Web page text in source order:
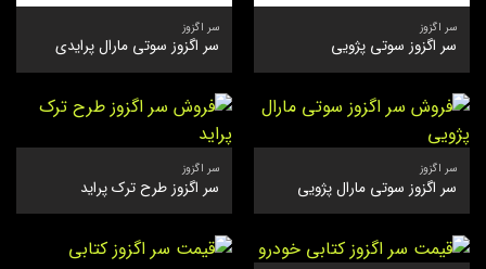
سر اگزوز
سر اگزوز سوتی پژویی
سر اگزوز
سر اگزوز سوتی مارال پرایدی
سر اگزوز
سر اگزوز سوتی مارال پژویی
سر اگزوز
سر اگزوز طرح ترک پراید